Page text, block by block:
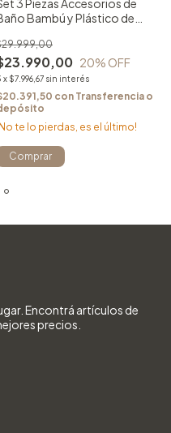
3 Piezas Accesorios de
Bambú y Plástico de
20% OFF
x $7.996,67 sin interés
con Transferencia o
te lo pierdas, es el último!
Comprar
Encontrá artículos de
precios.